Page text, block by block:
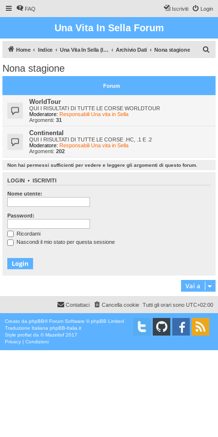
FAQ Login
Iscriviti
Una Vita In Sella Forum
Home Indice Una Vita In Sella (Il gioco che vi farà sudare!) Archivio Dati Nona stagione
a
Nona stagione
Forum
WorldTour
QUI I RISULTATI DI TUTTE LE CORSE WORLDTOUR
Moderatore: Responsabili Una vita in Sella
Argomenti: 31
Continental
QUI I RISULTATI DI TUTTE LE CORSE .HC, .1 E .2
Moderatore: Responsabili Una vita in Sella
Argomenti: 202
Non hai permessi sufficienti per vedere e leggere gli argomenti di questo forum.
LOGIN • ISCRIVITI
Nome utente:
Password:
Ricordami
Nascondi il mio stato per questa sessione
Vai a
Tutti gli orari sono UTC+02:00
Cancella cookie
Contattaci
Creato da phpBB® Forum Software © phpBB Limited
Traduzione Italiana phpBB-Italia.it
Style proflat da ©Mazeltof 2017
Privacy | Condizioni